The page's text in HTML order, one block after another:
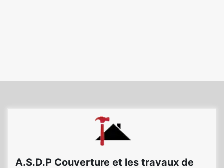
A.S.D.P Couverture et les travaux de